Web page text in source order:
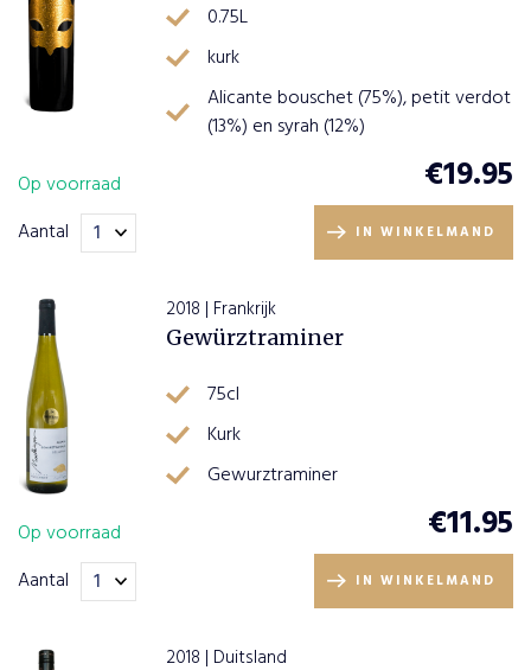
0.75L
kurk
Alicante bouschet (75%), petit verdot
(13%) en syrah (12%)
Op voorraad
€19.95
Aantal IN WINKELMAND
2018 | Frankrijk
Gewürztraminer
75cl
Kurk
Gewurztraminer
Op voorraad
€11.95
Aantal IN WINKELMAND
2018 | Duitsland